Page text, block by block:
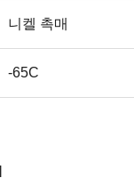
니켈 촉매
-65C